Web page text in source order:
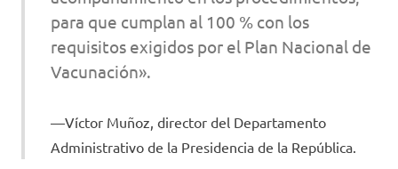
para que cumplan al 100 % con los
requisitos exigidos por el Plan Nacional de
Vacunación».
Víctor Muñoz, director del Departamento
Administrativo de la Presidencia de la República.